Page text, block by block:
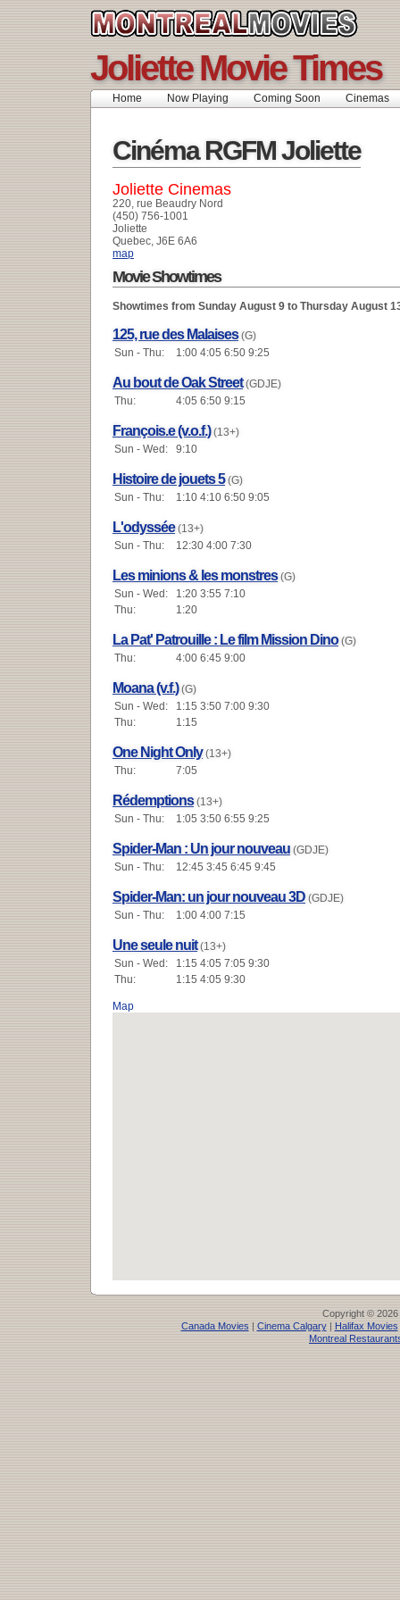
Joliette Movie Times
Home Now Playing Coming Soon Cinemas
Cinéma RGFM Joliette
Joliette Cinemas
220, rue Beaudry Nord
(450) 756-1001
Joliette
Quebec, J6E 6A6
map
Movie Showtimes
Showtimes from Sunday August 9 to Thursday August
125, rue des Malaises (G)
Sun - Thu:
1:00 4:05 6:50 9:25
Au bout de Oak Street (GDJE)
Thu:
4:05 6:50 9:15
François.e (v.o.f.) (13+)
Sun - Wed:
9:10
Histoire de jouets 5 (G)
Sun - Thu:
1:10 4:10 6:50 9:05
L'odyssée (13+)
Sun - Thu:
12:30 4:00 7:30
Les minions & les monstres (G)
Sun - Wed:
1:20 3:55 7:10
Thu:
1:20
La Pat' Patrouille : Le film Mission Dino (G)
Thu:
4:00 6:45 9:00
Moana (v.f.) (G)
Sun - Wed:
1:15 3:50 7:00 9:30
Thu:
1:15
One Night Only (13+)
Thu:
7:05
Rédemptions (13+)
Sun - Thu:
1:05 3:50 6:55 9:25
Spider-Man : Un jour nouveau (GDJE)
Sun - Thu:
12:45 3:45 6:45 9:45
Spider-Man: un jour nouveau 3D (GDJE)
Sun - Thu:
1:00 4:00 7:15
Une seule nuit (13+)
Sun - Wed:
1:15 4:05 7:05 9:30
Thu:
1:15 4:05 9:30
Map
Copyright © 2026
Canada Movies | Cinema Calgary| Halifax Movies
Montreal